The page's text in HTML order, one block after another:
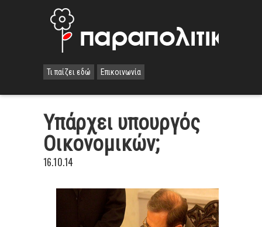
Τι παίζει εδώ Επικοινωνία
Υπάρχει υπουργός
Οικονομικών;
16.10.14